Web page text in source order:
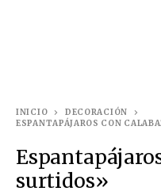
INICIO
DECORACIÓN
ESPANTAPÁJAROS CON
surtidos»